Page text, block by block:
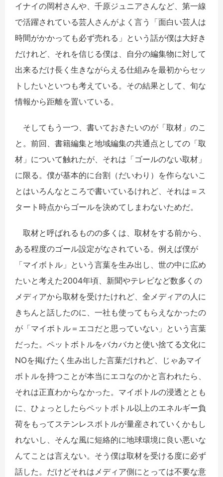
イナイの岡村さんや、千原ジュニアさんなど、第一線
で活躍されている芸人さんがよく言う「面白い芸人は
時間がかかっても必ず売れる」という話が僕は大好き
だけれど、それを信じる僕は、自分の編集物に対して
出来るだけ長く生きながらえる仕組みを最初からセッ
トしたいといつも考えている。その結果として、旬な
情報から距離を置いている。
そしてもう一つ、書いておきたいのが「取材」のこ
と。前回、書籍編集と地域編集の共通点としての「取
材」について触れたが、それは「ゴールのない取材」
に限る。僕が基本的に台割（だいわり）を作らないこ
とはいろんなところで書いているけれど、それは＝ス
タート時点からゴールを決めてしまわないためだ。
取材と呼ばれるものの多くは、取材をする前から、
ある程度のゴール設定がなされている。例えば僕が
「マイボトル」という言葉を生み出し、世の中に広め
たいと考えた2004年頃、新聞やテレビなど数多くの
メディアから取材を受けたけれど、全メディアの人に
きちんと話したのに、一社も使ってもらえなかったの
が「マイボトル＝エコだと思っていない」という言葉
だった。ペットボトルをバカバカと使い捨てる文化に
NOを掲げたく生み出した言葉だけれど、じゃあマイ
ボトルを持つことが本当にエコなのかと言われたら、
それは正直わからなかった。マイボトルの浸透ととも
に、ひょっとしたらペットボトル以上のエネルギー負
荷をもってステンレスボトルが量産されていくかもし
れないし、そんな風に短絡的に地球環境に良い悪いな
んてことは言えない。そう僕は取材を受ける度に必ず
話した。だけどそれはメディア側にとっては不要な意